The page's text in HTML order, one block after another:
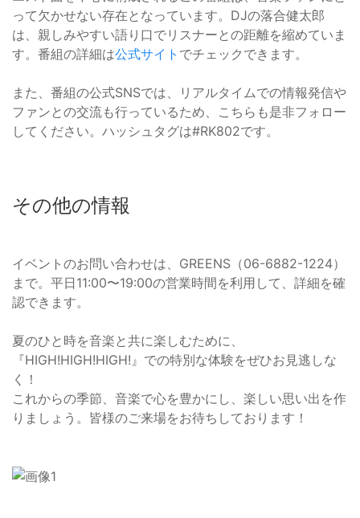
って欠かせない存在となっています。DJの落合健太郎
は、親しみやすい語り口でリスナーとの距離を縮めていま
す。番組の詳細は公式サイト でチェックできます。
また、番組の公式SNSでは、リアルタイムでの情報発信や
ファンとの交流も行っているため、こちらも是非フォロー
してください。ハッシュタグは#RK802です。
その他の情報
イベントのお問い合わせは、GREENS（06-6882-1224）
まで。平日11:00〜19:00の営業時間を利用して、詳細を確
認できます。
夏のひと時を音楽と共に楽しむために、
『HIGH!HIGH!HIGH!』での特別な体験をぜひお見逃しな
く！
これからの季節、音楽で心を豊かにし、楽しい思い出を作
りましょう。皆様のご来場をお待ちしております！